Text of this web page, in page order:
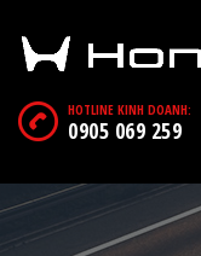
HOTLINE KINH DOANH:
0905 069 259